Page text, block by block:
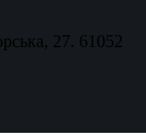
27. 61052